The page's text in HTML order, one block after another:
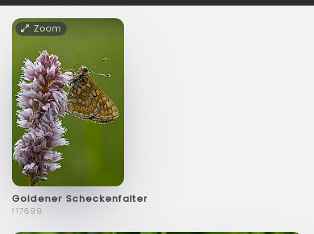
Zoom
Goldener Scheckenfalter
f17699